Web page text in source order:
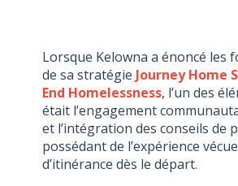
Lorsque Kelowna a énoncé les
de sa stratégie Journey Home
End Homelessness, l’un des
était l’engagement
et l’intégration des conseils de
possédant de l’expérience vécue
d’itinérance dès le départ.